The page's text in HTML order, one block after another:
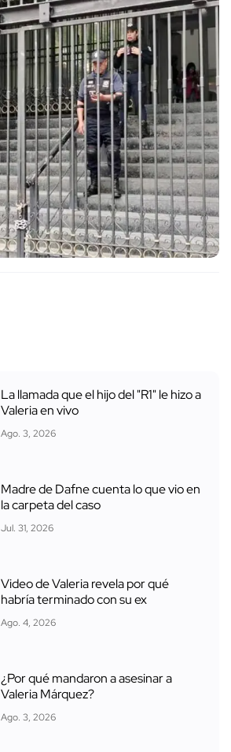
La llamada que el hijo del "R1" le hizo a
Valeria en vivo
Ago. 3, 2026
Madre de Dafne cuenta lo que vio en
la carpeta del caso
Jul. 31, 2026
Video de Valeria revela por qué
habría terminado con su ex
Ago. 4, 2026
¿Por qué mandaron a asesinar a
Valeria Márquez?
Ago. 3, 2026